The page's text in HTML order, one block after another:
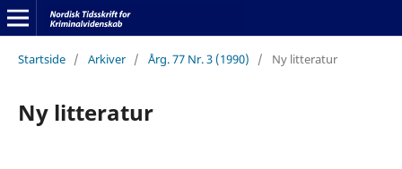
Startside / Arkiver / Årg. 77 Nr. 3 (1990) / Ny litteratur
Ny litteratur